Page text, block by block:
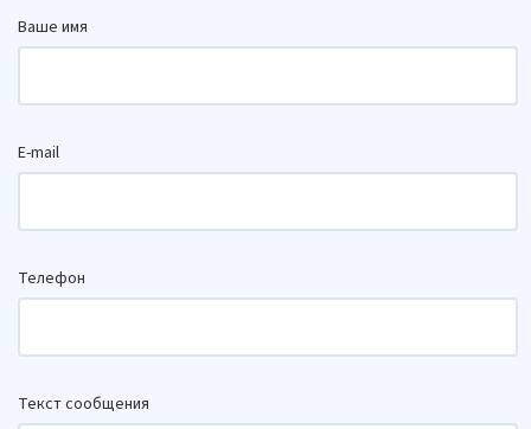
Ваше имя
E-mail
Телефон
Текст сообщения